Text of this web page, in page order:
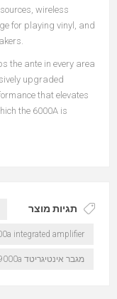
wireless
for playing vinyl, and
the ante in every area
upgraded
that elevates
the 6000A is
תגיות מוצר
integrated amplifier
מגבר אינטיגריטד audiolab 9000a